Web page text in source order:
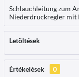
Schlauchleitung zum
Niederdruckregler mit
Letöltések
Értékelések
0